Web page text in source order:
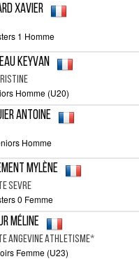
Xavier
1 Homme
Keyvan
Homme (U20)
Antoine
Homme
Mylène
SEVRE
0 Femme
Méline
ANGEVINE ATHLETISME*
Femme (U23)